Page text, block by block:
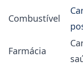
Combustível
Farmácia